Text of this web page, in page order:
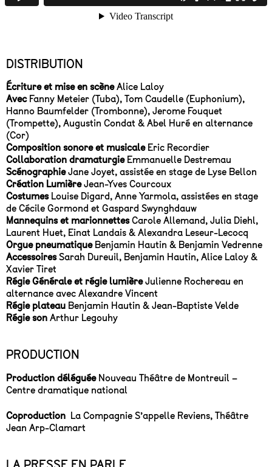
DISTRIBUTION
Écriture et mise en scèneAlice Laloy
AvecFanny Meteier (Tuba), Tom Caudelle (Euphonium),
Hanno Baumfelder (Trombonne), Jerome Fouquet
(Trompette), Augustin Condat & Abel Huré en alternance
(Cor)
Composition sonore et musicaleEric Recordier
Collaboration dramaturgieEmmanuelle Destremau
ScénographieJane Joyet, assistée en stage de Lyse Bellon
Création LumièreJean-Yves Courcoux
CostumesLouise Digard, Anne Yarmola, assistées en stage
de Cécile Gormond et Gaspard Swynghdauw
Mannequins et marionnettesCarole Allemand, Julia Diehl,
Laurent Huet, Einat Landais & Alexandra Leseur-Lecocq
Orgue pneumatiqueBenjamin Hautin & Benjamin Vedrenne
AccessoiresSarah Dureuil, Benjamin Hautin, Alice Laloy &
Xavier Tiret
Régie Générale et régie lumièreJulienne Rochereau en
alternance avec Alexandre Vincent
Régie plateau Benjamin Hautin & Jean-Baptiste Velde
Régie sonArthur Legouhy
PRODUCTION
Production déléguéeNouveau Théâtre de Montreuil –
Centre dramatique national
Coproduction La Compagnie S’appelle Reviens, Théâtre
Jean Arp-Clamart